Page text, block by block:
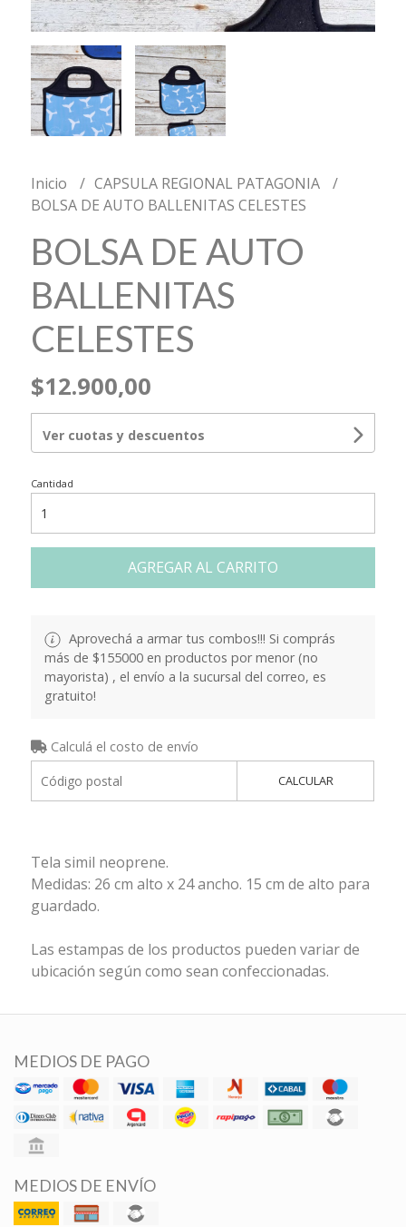
Inicio
CAPSULA REGIONAL PATAGONIA
BOLSA DE AUTO BALLENITAS CELESTES
BOLSA DE AUTO
BALLENITAS
CELESTES
$12.900,00
Ver cuotas y descuentos
Cantidad
AGREGAR AL CARRITO
Aprovechá a armar tus combos!!! Si comprás
más de $155000 en productos por menor (no
mayorista) , el envío a la sucursal del correo, es
gratuito!
Calculá el costo de envío
CALCULAR
Tela simil neoprene.
Medidas: 26 cm alto x 24 ancho. 15 cm de alto para
guardado.
Las estampas de los productos pueden variar de
ubicación según como sean confeccionadas.
MEDIOS DE PAGO
MEDIOS DE ENVÍO